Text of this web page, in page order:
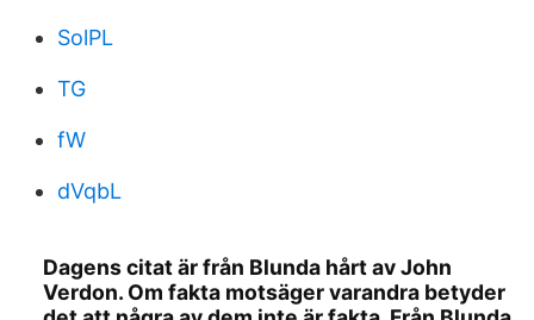
SolPL
TG
fW
dVqbL
Dagens citat är från Blunda hårt av John
Verdon. Om fakta motsäger varandra betyder